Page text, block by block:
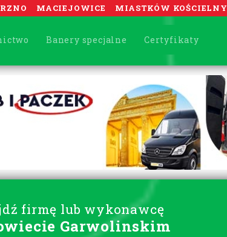
MACIEJOWICE MIASTKÓW KOŚCIELNY
Banery specjalne Certyfikaty
firmę lub wykonawcę
Garwolinskim